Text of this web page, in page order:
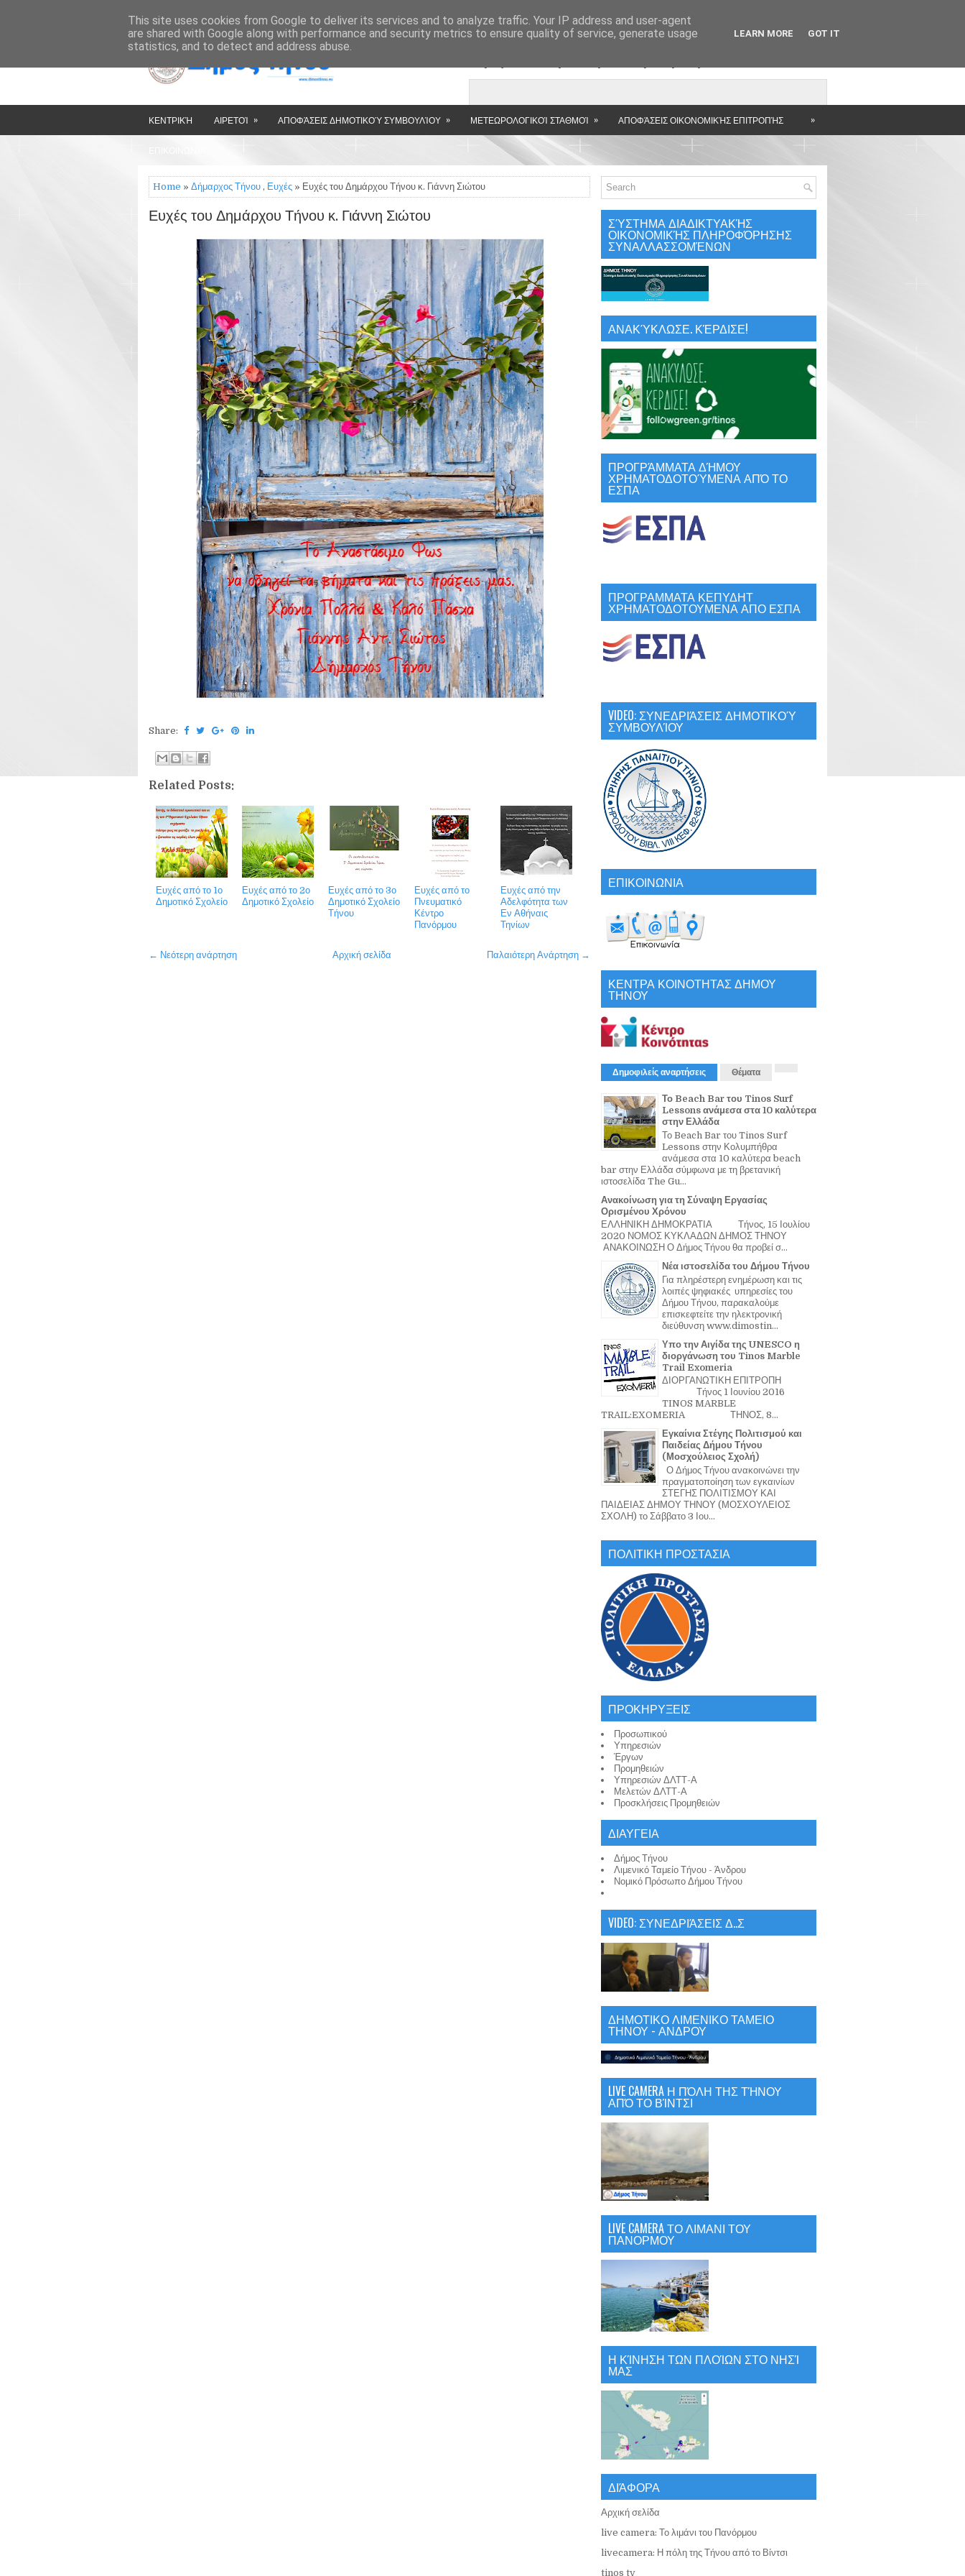
HOME ΔΉΜΟΣ ΤΉΝΟΥ » » »
ΚΕΝΤΡΙΚΉ ΑΙΡΕΤΟΊ » ΑΠΟΦΆΣΕΙΣ ΔΗΜΟΤΙΚΟΎ ΣΥΜΒΟΥΛΊΟΥ » ΜΕΤΕΩΡΟΛΟΓΙΚΟΊ ΣΤΑΘΜΟΊ » ΑΠΟΦΆΣΕΙΣ ΟΙΚΟΝΟΜΙΚΉΣ ΕΠΙΤΡΟΠΉΣ »
Home » Δήμαρχος Τήνου , Ευχές » Ευχές του Δημάρχου Τήνου κ. Γιάννη Σιώτου
Ευχές του Δημάρχου Τήνου κ. Γιάννη Σιώτου
Share:
Related Posts:
Ευχές από το 1ο
Δημοτικό Σχολείο
Ευχές από το 2ο
Δημοτικό Σχολείο
Ευχές από το 3ο
Δημοτικό Σχολείο
Τήνου
Ευχές από το
Πνευματικό
Κέντρο
Πανόρμου
Ευχές από την
Αδελφότητα των
Εν Αθήναις
Τηνίων
← Νεότερη ανάρτηση Παλαιότερη Ανάρτηση →
Αρχική σελίδα
ΣΎΣΤΗΜΑ ΔΙΑΔΙΚΤΥΑΚΉΣ
ΟΙΚΟΝΟΜΙΚΉΣ ΠΛΗΡΟΦΌΡΗΣΗΣ
ΣΥΝΑΛΛΑΣΣΟΜΈΝΩΝ
ΑΝΑΚΎΚΛΩΣΕ. ΚΈΡΔΙΣΕ!
ΠΡΟΓΡΆΜΜΑΤΑ ΔΉΜΟΥ
ΧΡΗΜΑΤΟΔΟΤΟΎΜΕΝΑ ΑΠΌ ΤΟ
ΕΣΠΑ
ΠΡΟΓΡΑΜΜΑΤΑ ΚΕΠΥΔΗΤ
ΧΡΗΜΑΤΟΔΟΤΟΥΜΕΝΑ ΑΠΟ ΕΣΠΑ
VIDEO: ΣΥΝΕΔΡΙΆΣΕΙΣ ΔΗΜΟΤΙΚΟΎ
ΣΥΜΒΟΥΛΊΟΥ
ΕΠΙΚΟΙΝΩΝΙΑ
ΚΕΝΤΡΑ ΚΟΙΝΟΤΗΤΑΣ ΔΗΜΟΥ
ΤΗΝΟΥ
Δημοφιλείς αναρτήσεις Θέματα
Το Beach Bar του Tinos Surf
Lessons ανάμεσα στα 10 καλύτερα
στην Ελλάδα
Το Beach Bar του Tinos Surf
Lessons στην Κολυμπήθρα
ανάμεσα στα 10 καλύτερα beach
bar στην Ελλάδα σύμφωνα με τη βρετανική
ιστοσελίδα The Gu...
Ανακοίνωση για τη Σύναψη Εργασίας
Ορισμένου Χρόνου
ΕΛΛΗΝΙΚΗ ΔΗΜΟΚΡΑΤΙΑ Τήνος, 15 Ιουλίου
2020 ΝΟΜΟΣ ΚΥΚΛΑΔΩΝ ΔΗΜΟΣ ΤΗΝΟΥ
ΑΝΑΚΟΙΝΩΣΗ Ο Δήμος Τήνου θα προβεί σ...
Νέα ιστοσελίδα του Δήμου Τήνου
Για πληρέστερη ενημέρωση και τις
λοιπές ψηφιακές υπηρεσίες του
Δήμου Τήνου, παρακαλούμε
επισκεφτείτε την ηλεκτρονική
διεύθυνση www.dimostin...
Υπο την Αιγίδα της UNESCO η
διοργάνωση του Tinos Marble
Trail Exomeria
ΔΙΟΡΓΑΝΩΤΙΚΗ ΕΠΙΤΡΟΠΗ
Τήνος 1 Ιουνίου 2016
TINOS MARBLE
TRAIL:EXOMERIA ΤΗΝΟΣ, 8...
Εγκαίνια Στέγης Πολιτισμού και
Παιδείας Δήμου Τήνου
(Μοσχούλειος Σχολή)
Ο Δήμος Τήνου ανακοινώνει την
πραγματοποίηση των εγκαινίων
ΣΤΕΓΗΣ ΠΟΛΙΤΙΣΜΟΥ ΚΑΙ
ΠΑΙΔΕΙΑΣ ΔΗΜΟΥ ΤΗΝΟΥ (ΜΟΣΧΟΥΛΕΙΟΣ
ΣΧΟΛΗ) το Σάββατο 3 Ιου...
ΠΟΛΙΤΙΚΗ ΠΡΟΣΤΑΣΙΑ
ΠΡΟΚΗΡΥΞΕΙΣ
Προσωπικού
Υπηρεσιών
Έργων
Προμηθειών
Υπηρεσιών ΔΛΤΤ-Α
Μελετών ΔΛΤΤ-Α
Προσκλήσεις Προμηθειών
ΔΙΑΥΓΕΙΑ
Δήμος Τήνου
Λιμενικό Ταμείο Τήνου - Άνδρου
Νομικό Πρόσωπο Δήμου Τήνου
VIDEO: ΣΥΝΕΔΡΙΆΣΕΙΣ Δ..Σ
ΔΗΜΟΤΙΚΟ ΛΙΜΕΝΙΚΟ ΤΑΜΕΙΟ
ΤΗΝΟΥ - ΑΝΔΡΟΥ
LIVE CAMERA Η ΠΌΛΗ ΤΗΣ ΤΉΝΟΥ
ΑΠΌ ΤΟ ΒΊΝΤΣΙ
LIVE CAMERA ΤΟ ΛΙΜΑΝΙ ΤΟΥ
ΠΑΝΟΡΜΟΥ
Η ΚΊΝΗΣΗ ΤΩΝ ΠΛΟΊΩΝ ΣΤΟ ΝΗΣΊ
ΜΑΣ
ΔΙΆΦΟΡΑ
Αρχική σελίδα
live camera: Το λιμάνι του Πανόρμου
livecamera: Η πόλη της Τήνου από το Βίντσι
tinos tv
This site uses cookies from Google to deliver its services and to analyze traffic. Your IP address and user-agent
are shared with Google along with performance and security metrics to ensure quality of service, generate usage
statistics, and to detect and address abuse.
LEARN MORE GOT IT